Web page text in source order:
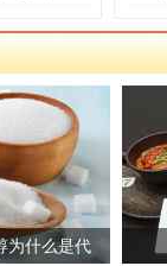
荥经
爱媛冻橙